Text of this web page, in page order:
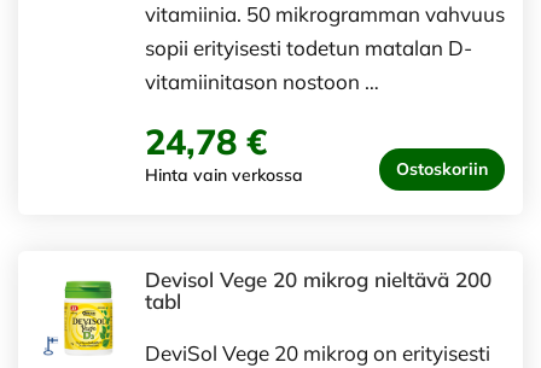
vitamiinia. 50 mikrogramman vahvuus
sopii erityisesti todetun matalan D-
vitamiinitason nostoon …
24,78 €
Hinta vain verkossa Ostoskoriin
Devisol Vege 20 mikrog nieltävä 200
tabl
DeviSol Vege 20 mikrog on erityisesti